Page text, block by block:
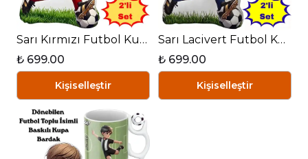
Kişiselleştir
Sarı Kırmızı Futbol Kupa Taraftar Yastık Kombin Taraftar Uyku Arkadaşı İkili Set
₺ 699.00
Kişiselleştir
Sarı Lacivert Futbol Kupa Taraftar Yastık Kombin Taraftar Uyku Arkadaşı İkili Set
₺ 699.00